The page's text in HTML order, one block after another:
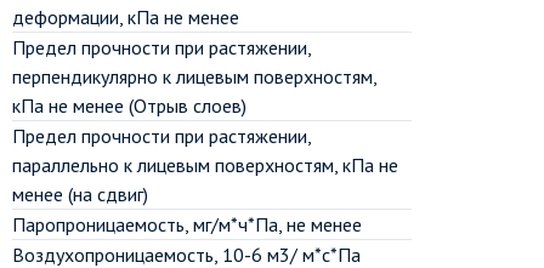
деформации, кПа не менее
Предел прочности при растяжении,
перпендикулярно к лицевым поверхностям,
кПа не менее (Отрыв слоев)
Предел прочности при растяжении,
параллельно к лицевым поверхностям, кПа не
менее (на сдвиг)
Паропроницаемость, мг/м*ч*Па, не менее
Воздухопроницаемость, 10-6 м3/ м*с*Па